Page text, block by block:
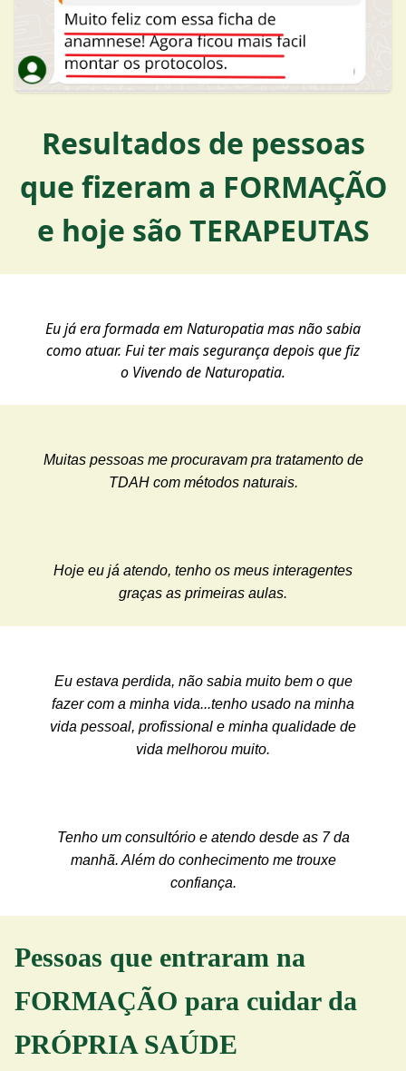
Resultados de pessoas
que fizeram a FORMAÇÃO
e hoje são TERAPEUTAS
Eu já era formada em Naturopatia mas não sabia
como atuar. Fui ter mais segurança depois que fiz
o Vivendo de Naturopatia.
Muitas pessoas me procuravam pra tratamento de
TDAH com métodos naturais.
Hoje eu já atendo, tenho os meus interagentes
graças as primeiras aulas.
Eu estava perdida, não sabia muito bem o que
fazer com a minha vida...tenho usado na minha
vida pessoal, profissional e minha qualidade de
vida melhorou muito.
Tenho um consultório e atendo desde as 7 da
manhã. Além do conhecimento me trouxe
confiança.
Pessoas que entraram na
FORMAÇÃO para cuidar da
PRÓPRIA SAÚDE